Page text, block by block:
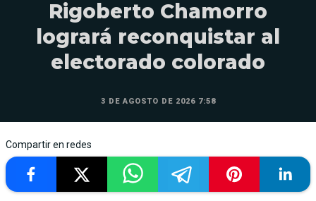
Rigoberto Chamorro
logrará reconquistar al
electorado colorado
3 DE AGOSTO DE 2026 7:58
Compartir en redes